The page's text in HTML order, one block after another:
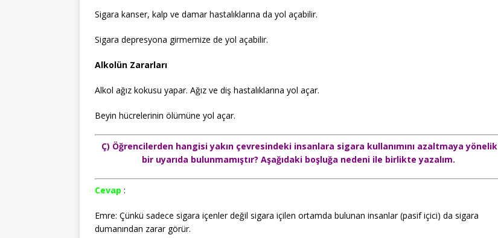
Sigara kanser, kalp ve damar hastalıklarına da yol açabilir.
Sigara depresyona girmemize de yol açabilir.
Alkolün Zararları
Alkol ağız kokusu yapar. Ağız ve diş hastalıklarına yol açar.
Beyin hücrelerinin ölümüne yol açar.
Ç) Öğrencilerden hangisi yakın çevresindeki insanlara sigara kullanımını azaltmaya yönelik
bir uyarıda bulunmamıştır? Aşağıdaki boşluğa nedeni ile birlikte yazalım.
Cevap :
Emre: Çünkü sadece sigara içenler değil sigara içilen ortamda bulunan insanlar (pasif içici) da sigara
dumanından zarar görür.